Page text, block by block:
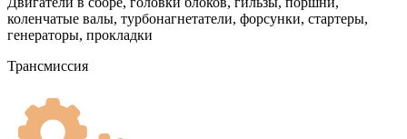
коленчатые валы, турбонагнетатели, форсунки, стартеры,
генераторы, прокладки
Трансмиссия